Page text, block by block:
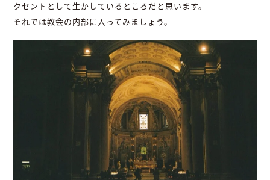
クセントとして生かしているところだと思います。
それでは教会の内部に入ってみましょう。